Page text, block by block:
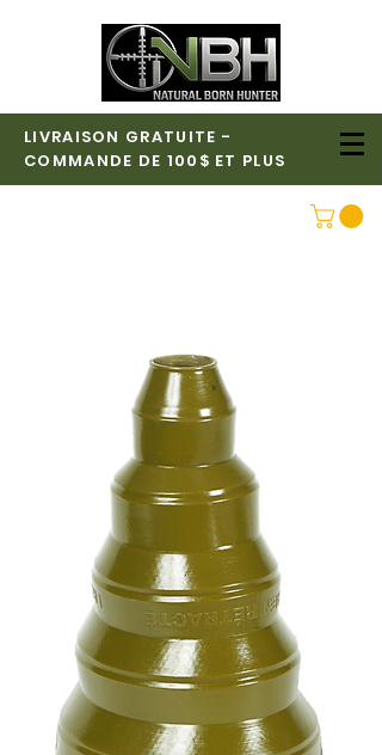
LIVRAISON GRATUITE -
COMMANDE DE 100$ ET PLUS